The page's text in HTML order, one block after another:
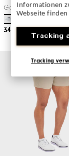
Informationen
Webseite
Tracking
Tracking
Golftillbehör
349kr